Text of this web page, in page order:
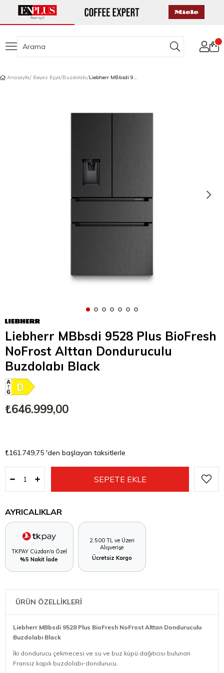
Anasayfa Beyaz Eşya Buzdolabı Liebherr MBbsdi 9528 Plus BioFresh NoFrost Alttan Donduruculu Buzdolabı Black
Liebherr MBbsdi 9528 Plus BioFresh
NoFrost Alttan Donduruculu
Buzdolabı Black
₺646.999,00
₺161.749,75 'den başlayan taksitlerle
AYRICALIKLAR
TKPAY Cüzdan'a Özel
%5 Nakit İade
2.500 TL ve Üzeri
Alışverişe
Ücretsiz Kargo
ÜRÜN ÖZELLİKLERİ
Liebherr MBbsdi 9528 Plus BioFresh NoFrost Alttan Donduruculu
Buzdolabı Black
İki dondurucu çekmecesi ve su ve buz küpü dağıtıcısı bulunan
Fransız kapılı buzdolabı-dondurucu.